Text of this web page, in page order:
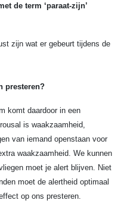
de term ‘paraat-zijn’
zijn wat er gebeurt tijdens de
presteren?
komt daardoor in een
is waakzaamheid,
van iemand openstaan voor
waakzaamheid. We kunnen
moet je alert blijven. Niet
moet de alertheid optimaal
op ons presteren.